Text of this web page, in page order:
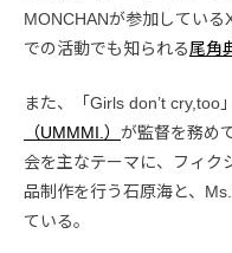
MONCHANが参加している
での活動でも知られる尾角
また、「Girls don’t cry,too
（UMMMI.） が監督を務め
会を主なテーマに、フィク
品制作を行う石原海と、
ている。